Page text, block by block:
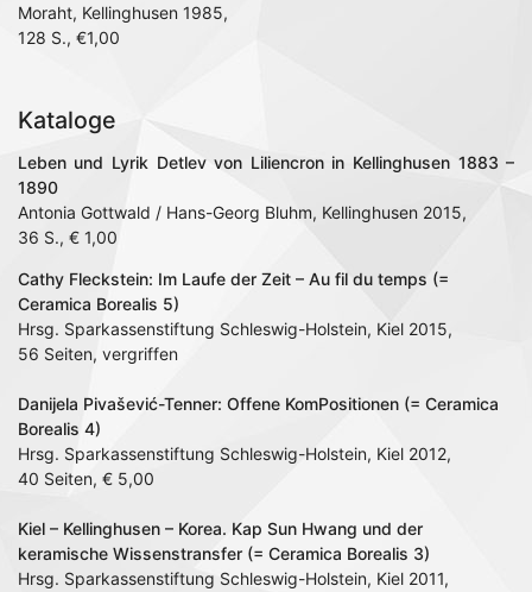
Moraht, Kellinghusen 1985,
128 S., €1,00
Kataloge
Leben und Lyrik Detlev von Liliencron in Kellinghusen 1883 –
1890
Antonia Gottwald / Hans-Georg Bluhm, Kellinghusen 2015,
36 S., € 1,00
Cathy Fleckstein: Im Laufe der Zeit – Au fil du temps (=
Ceramica Borealis 5)
Hrsg. Sparkassenstiftung Schleswig-Holstein, Kiel 2015,
56 Seiten, vergriffen
Danijela Pivašević-Tenner: Offene KomPositionen (= Ceramica
Borealis 4)
Hrsg. Sparkassenstiftung Schleswig-Holstein, Kiel 2012,
40 Seiten, € 5,00
Kiel – Kellinghusen – Korea. Kap Sun Hwang und der
keramische Wissenstransfer (= Ceramica Borealis 3)
Hrsg. Sparkassenstiftung Schleswig-Holstein, Kiel 2011,